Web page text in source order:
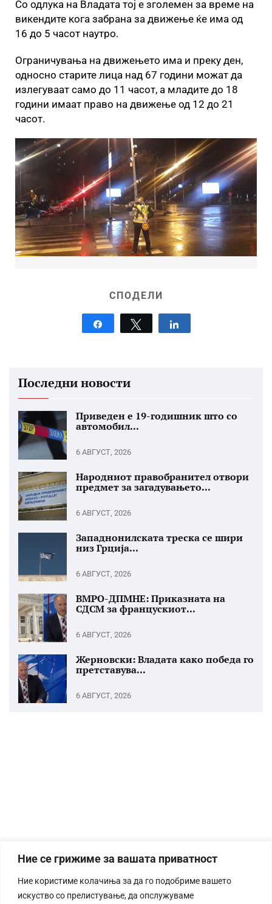
Ние се грижиме за вашата приватност
Ние користиме колачиња за да го подобриме вашето
искуство со прелистување, да опслужуваме
Со одлука на Владата тој е зголемен за време на
викендите кога забрана за движење ќе има од
16 до 5 часот наутро.
Ограничувања на движењето има и преку ден,
односно старите лица над 67 години можат да
излегуваат само до 11 часот, а младите до 18
години имаат право на движење од 12 до 21
часот.
СПОДЕЛИ
Share Tweet
Последни новости
Приведен е 19-годишник што со
автомобил...
6 АВГУСТ, 2026
Народниот правобранител отвори
предмет за загадувањето...
6 АВГУСТ, 2026
Западнонилската треска се шири
низ Грција...
6 АВГУСТ, 2026
ВМРО-ДПМНЕ: Приказната на
СДСМ за францускиот...
6 АВГУСТ, 2026
Жерновски: Владата како победа го
претставува...
6 АВГУСТ, 2026